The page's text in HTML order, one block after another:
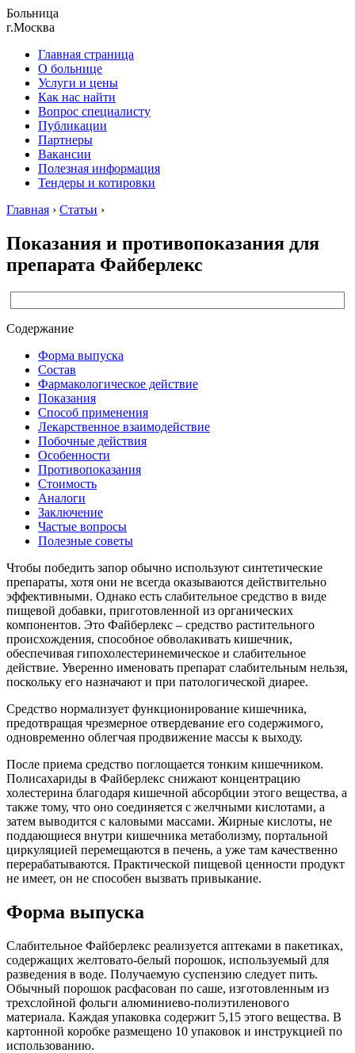
Больница
г.Москва
Главная страница
О больнице
Услуги и цены
Как нас найти
Вопрос специалисту
Публикации
Партнеры
Вакансии
Полезная информация
Тендеры и котировки
Главная › Статьи ›
Показания и противопоказания для
препарата Файберлекс
Содержание
Форма выпуска
Состав
Фармакологическое действие
Показания
Способ применения
Лекарственное взаимодействие
Побочные действия
Особенности
Противопоказания
Стоимость
Аналоги
Заключение
Частые вопросы
Полезные советы
Чтобы победить запор обычно используют синтетические
препараты, хотя они не всегда оказываются действительно
эффективными. Однако есть слабительное средство в виде
пищевой добавки, приготовленной из органических
компонентов. Это Файберлекс – средство растительного
происхождения, способное обволакивать кишечник,
обеспечивая гипохолестеринемическое и слабительное
действие. Уверенно именовать препарат слабительным нельзя,
поскольку его назначают и при патологической диарее.
Средство нормализует функционирование кишечника,
предотвращая чрезмерное отвердевание его содержимого,
одновременно облегчая продвижение массы к выходу.
После приема средство поглощается тонким кишечником.
Полисахариды в Файберлекс снижают концентрацию
холестерина благодаря кишечной абсорбции этого вещества, а
также тому, что оно соединяется с желчными кислотами, а
затем выводится с каловыми массами. Жирные кислоты, не
поддающиеся внутри кишечника метаболизму, портальной
циркуляцией перемещаются в печень, а уже там качественно
перерабатываются. Практической пищевой ценности продукт
не имеет, он не способен вызвать привыкание.
Форма выпуска
Слабительное Файберлекс реализуется аптеками в пакетиках,
содержащих желтовато-белый порошок, используемый для
разведения в воде. Получаемую суспензию следует пить.
Обычный порошок расфасован по саше, изготовленным из
трехслойной фольги алюминиево-полиэтиленового
материала. Каждая упаковка содержит 5,15 этого вещества. В
картонной коробке размещено 10 упаковок и инструкцией по
использованию.